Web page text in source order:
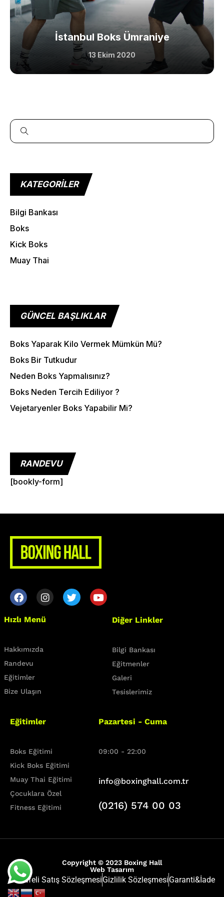
İstanbul Boks Ümraniye
13 Ekim 2020
KATEGORILER
Bilgi Bankası
Boks
Kick Boks
Muay Thai
GÜNCEL BAŞLIKLAR
Boks Yaparak Kilo Vermek Mümkün Mü?
Boks Bir Tutkudur
Neden Boks Yapmalısınız?
Boks Neden Tercih Ediliyor ?
Vejetaryenler Boks Yapabilir Mi?
RANDEVU
[bookly-form]
Hızlı Menü
Hakkımızda
Randevu
Eğitimler
Bize Ulaşın
Diğer Linkler
Bilgi Bankası
Eğitmenler
Galeri
Tesislerimiz
Eğitimler
Boks Eğitimi
Kick Boks Eğitimi
Muay Thai Eğitimi
Çocuklara Özel
Fitness Eğitimi
Pazartesi - Cuma
09:00 - 22:00
info@boxinghall.com.tr
(0216) 574 00 03
Copyright © 2023 Boxing Hall
Web Tasarım
Mesafeli Satış SözleşmesiGizlilik SözleşmesiGaranti&İade
Los Angeles CA 95716
Get directions